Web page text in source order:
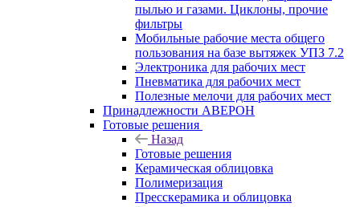
пылью и газами. Циклоны, прочие
фильтры
Мобильные рабочие места общего
пользования на базе вытяжек УПЗ 7.2
Электроника для рабочих мест
Пневматика для рабочих мест
Полезные мелочи для рабочих мест
Принадлежности АВЕРОН
Готовые решения
Назад
Готовые решения
Керамическая облицовка
Полимеризация
Пресскерамика и облицовка